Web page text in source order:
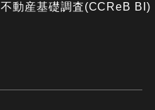
不動産基礎調査(CCReB BI)